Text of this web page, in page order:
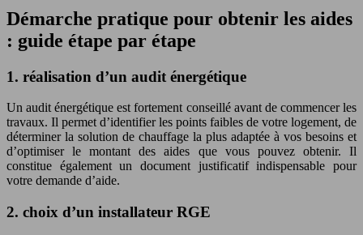
Démarche pratique pour obtenir les aides
: guide étape par étape
1. réalisation d’un audit énergétique
Un audit énergétique est fortement conseillé avant de commencer les
travaux. Il permet d’identifier les points faibles de votre logement, de
déterminer la solution de chauffage la plus adaptée à vos besoins et
d’optimiser le montant des aides que vous pouvez obtenir. Il
constitue également un document justificatif indispensable pour
votre demande d’aide.
2. choix d’un installateur RGE